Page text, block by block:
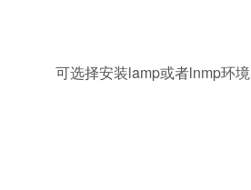
可选择安装lamp或者lnmp环境